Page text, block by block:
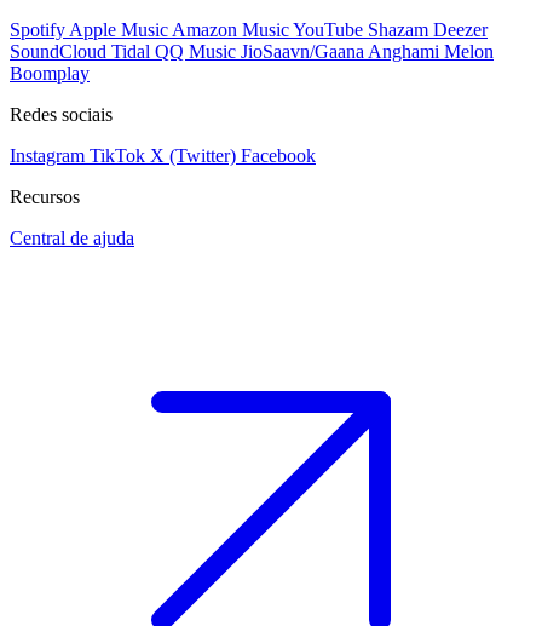
Spotify Apple Music Amazon MusicYouTube Shazam Deezer
SoundCloud Tidal QQ Music JioSaavn/Gaana Anghami Melon
Boomplay
Redes sociais
Instagram TikTok X (Twitter) Facebook
Recursos
Central de ajuda